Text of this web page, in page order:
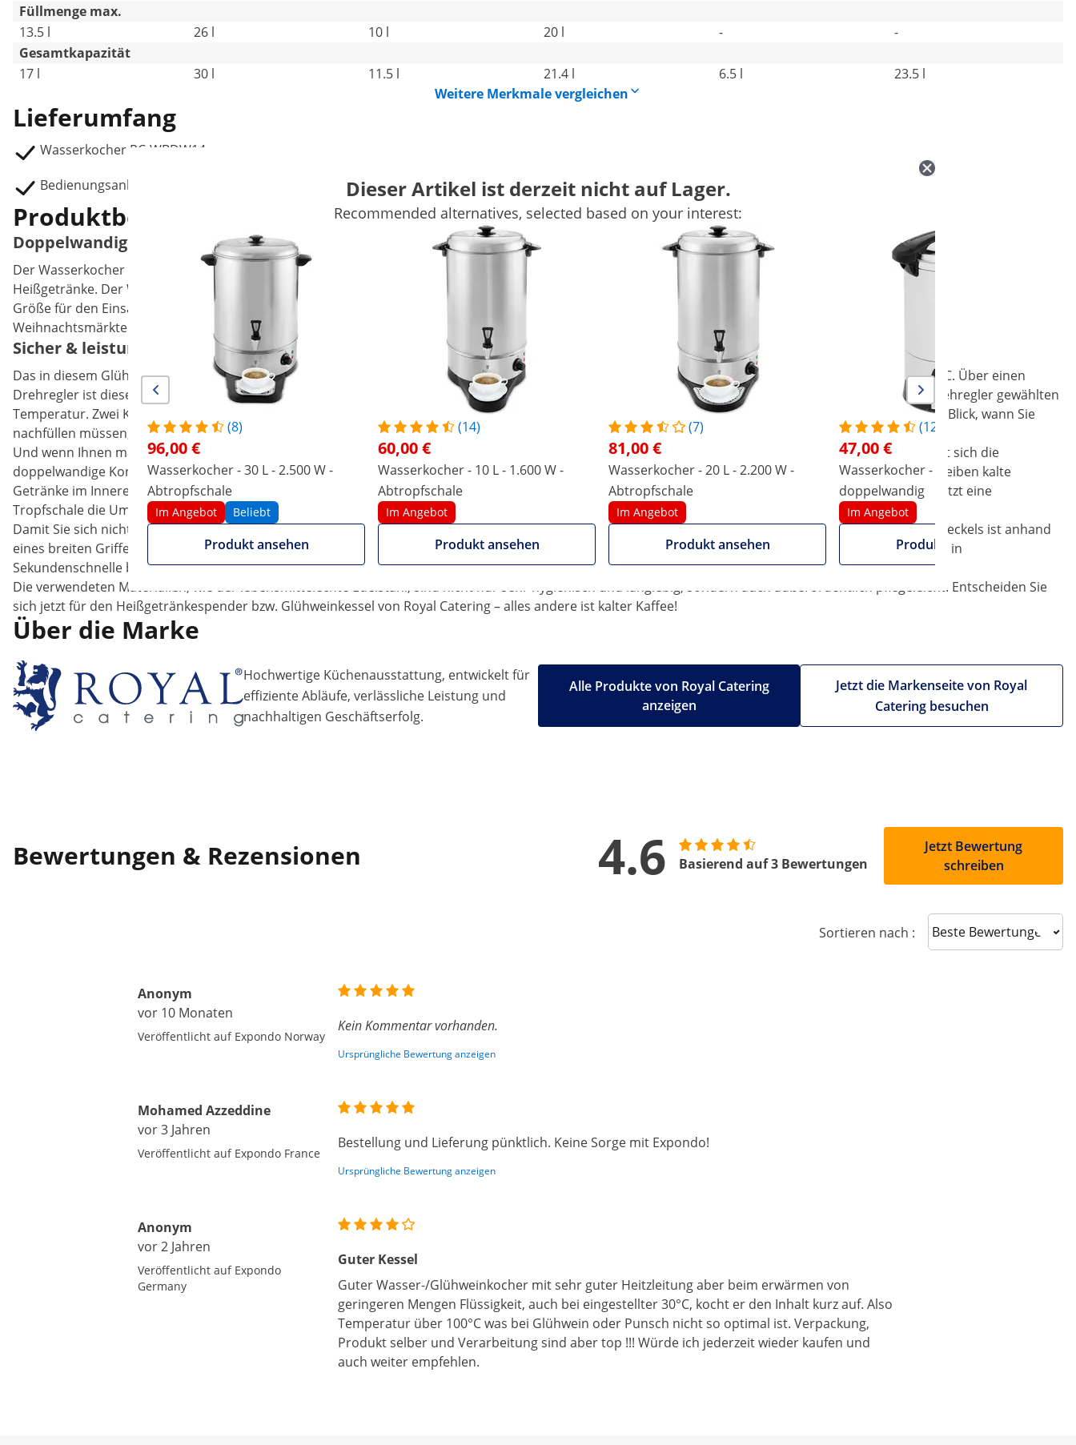
Füllmenge max.
13.5 l
26 l 10 l 20 l -
-
Gesamtkapazität
17 l
30 l 11.5 l 21.4 l 6.5 l
23.5 l
Weitere Merkmale vergleichen
Lieferumfang
Wasserkocher RC-WBDW14
Bedienungsanleitung
Dieser Artikel ist derzeit nicht auf Lager.
Recommended alternatives, selected based on your interest:
(8)
96,00 €
Wasserkocher - 30 L - 2.500 W -
Abtropfschale
Im Angebot Beliebt
Produkt ansehen
(14)
60,00 €
Wasserkocher - 10 L - 1.600 W -
Abtropfschale
Im Angebot
Produkt ansehen
(7)
81,00 €
Wasserkocher - 20 L - 2.200 W -
Abtropfschale
Im Angebot
Produkt ansehen
(12)
47,00 €
Wasserkocher - 6,5 L - 1.500 W -
doppelwandig
Im Angebot
Produkt ansehen
Produktbeschreibung
Doppelwandiger Wasserkocher aus Edelstahl für Kaffee, Tee, Glühwein & mehr
Der Wasserkocher von Royal Catering ist der ideale Helfer für das Erhitzen und Warmhalten unterschiedlichster
Heißgetränke. Der Wasserkocher doppelwandig kann mit 13.5 l Flüssigkeit befüllt werden und hat damit die ideale
Größe für den Einsatz in Restaurants, Hotels und Kantinen sowie auf Jahrmärkten, Festivals oder
Weihnachtsmärkten.
Sicher & leistungsstark: Der Gastronomiebedarf nach Ihren Wünschen
Das in diesem Glühweinkocher eingebaute Präzisionsthermostat erhitzt Getränke dank einer Leistung von 2500 W schnell auf Temperaturen von 30 - 110 °C. Über einen
Drehregler ist dieser Temperaturbereich stufenlos einstellbar. Dank der praktischen Warmhaltefunktion bleibt der Inhalt stets servierbereit bei der am Drehregler gewählten
Temperatur. Zwei Kontrollleuchten zeigen Ihnen den Status von Heiz- bzw. Warmhaltefunktion an. Mit der äußeren Flüssigkeitsanzeige haben Sie immer im Blick, wann Sie
nachfüllen müssen, ohne den Behälter zu öffnen.
Und wenn Ihnen mal nicht nach heißem Wasser ist, erhitzen Sie doch einfach Kaffee, Kakao, Tee oder Glühwein in dem Heißgetränkespender. Dabei erweist sich die
doppelwandige Konstruktion des Glühweinkochers aufgrund ihrer Isolierung als besonders energieeffizient. Weiterer Vorteil: Aufgrund der Doppelwand bleiben kalte
Getränke im Inneren kalt und können ebenfalls präzise portioniert mit dem tropfsicheren Zapfhahn ausgeschenkt werden. Geht doch etwas daneben, schützt eine
Tropfschale die Umgebung vor Verschmutzung.
Damit Sie sich nicht die Finger verbrennen, verfügt der Wasserkocher Edelstahl seitlich über wärmeisolierte Tragegriffe. Auch das Anheben des robusten Deckels ist anhand
eines breiten Griffes risikolos möglich – Sie kommen dabei nicht mit dem Gehäuse in Berührung. Durch die große Öffnung lässt sich der Heißwasserkocher in
Sekundenschnelle befüllen und dank Verschlussmechanismus wieder luftdicht verriegeln.
Die verwendeten Materialien, wie der lebensmittelechte Edelstahl, sind nicht nur sehr hygienisch und langlebig, sondern auch außerordentlich pflegeleicht. Entscheiden Sie
sich jetzt für den Heißgetränkespender bzw. Glühweinkessel von Royal Catering – alles andere ist kalter Kaffee!
Über die Marke
Hochwertige Küchenausstattung, entwickelt für
effiziente Abläufe, verlässliche Leistung und
nachhaltigen Geschäftserfolg.
Jetzt die Markenseite von Royal
Catering besuchen
Alle Produkte von Royal Catering
anzeigen
Bewertungen & Rezensionen 4.6 Basierend auf 3 Bewertungen
Jetzt Bewertung
schreiben
Sortieren nach : Sort reviews
Anonym
vor 10 Monaten
Veröffentlicht auf Expondo Norway
Kein Kommentar vorhanden.
Ursprüngliche Bewertung anzeigen
Mohamed Azzeddine
vor 3 Jahren
Veröffentlicht auf Expondo France
Bestellung und Lieferung pünktlich. Keine Sorge mit Expondo!
Ursprüngliche Bewertung anzeigen
Anonym
vor 2 Jahren
Veröffentlicht auf Expondo
Germany
Guter Kessel
Guter Wasser-/Glühweinkocher mit sehr guter Heitzleitung aber beim erwärmen von
geringeren Mengen Flüssigkeit, auch bei eingestellter 30°C, kocht er den Inhalt kurz auf. Also
Temperatur über 100°C was bei Glühwein oder Punsch nicht so optimal ist. Verpackung,
Produkt selber und Verarbeitung sind aber top !!! Würde ich jederzeit wieder kaufen und
auch weiter empfehlen.